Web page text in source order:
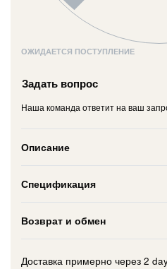
ОЖИДАЕТСЯ ПОСТУПЛЕНИЕ
Задать вопрос
Наша команда ответит на ваш
Описание
Спецификация
Возврат и обмен
Доставка примерно через 2